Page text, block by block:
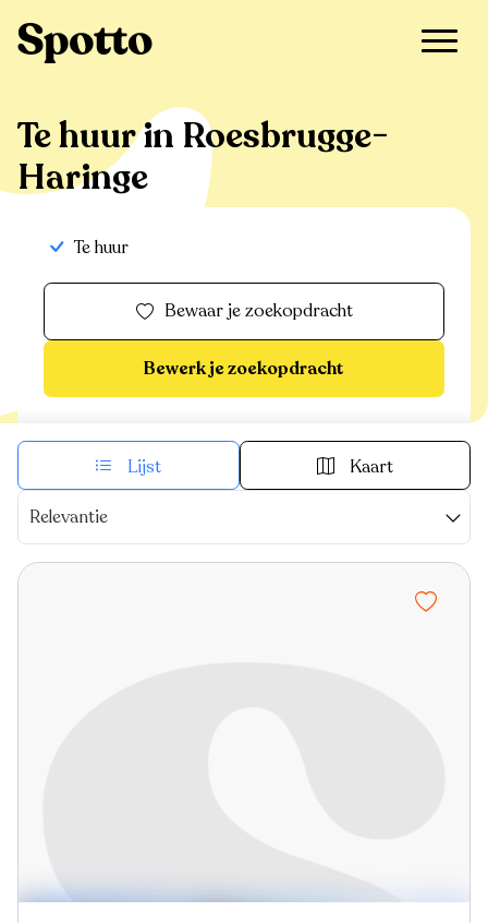
Te huur in Roesbrugge-
Haringe
Te huur
Bewaar je zoekopdracht
Bewerk je zoekopdracht
Lijst Kaart
Relevantie